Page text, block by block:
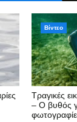
Βίντεο
Τραγικές
– Ο βυθός